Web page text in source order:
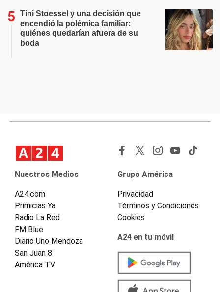
Tini Stoessel y una decisión que
encendió la polémica familiar:
quiénes quedarían afuera de su
boda
Nuestros Medios
A24.com
Primicias Ya
Radio La Red
FM Blue
Diario Uno Mendoza
San Juan 8
América TV
Grupo América
Privacidad
Términos y Condiciones
Cookies
A24 en tu móvil